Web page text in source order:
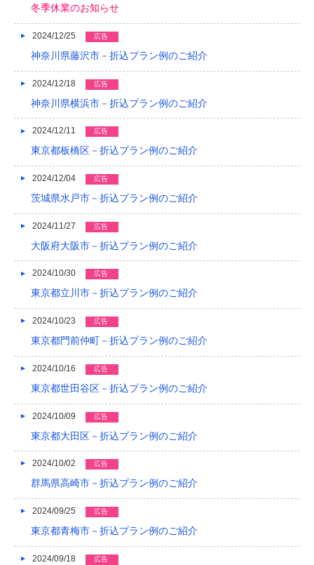
冬季休業のお知らせ
2024/12/25 広告
神奈川県藤沢市－折込プラン例のご紹介
2024/12/18 広告
神奈川県横浜市－折込プラン例のご紹介
2024/12/11 広告
東京都板橋区－折込プラン例のご紹介
2024/12/04 広告
茨城県水戸市－折込プラン例のご紹介
2024/11/27 広告
大阪府大阪市－折込プラン例のご紹介
2024/10/30 広告
東京都立川市－折込プラン例のご紹介
2024/10/23 広告
東京都門前仲町－折込プラン例のご紹介
2024/10/16 広告
東京都世田谷区－折込プラン例のご紹介
2024/10/09 広告
東京都大田区－折込プラン例のご紹介
2024/10/02 広告
群馬県高崎市－折込プラン例のご紹介
2024/09/25 広告
東京都青梅市－折込プラン例のご紹介
2024/09/18 広告